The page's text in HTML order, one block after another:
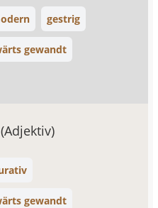
gestrig
gewandt
(Adjektiv)
gewandt